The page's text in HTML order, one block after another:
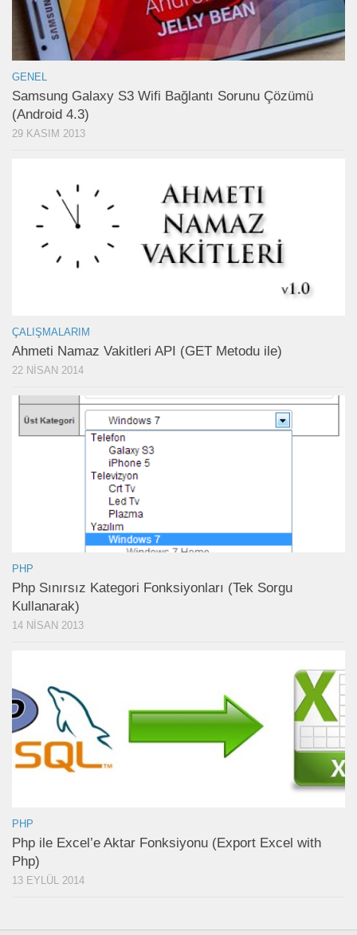
GENEL
Samsung Galaxy S3 Wifi Bağlantı Sorunu Çözümü
(Android 4.3)
29 KASIM 2013
ÇALIŞMALARIM
Ahmeti Namaz Vakitleri API (GET Metodu ile)
22 NISAN 2014
PHP
Php Sınırsız Kategori Fonksiyonları (Tek Sorgu
Kullanarak)
14 NISAN 2013
PHP
Php ile Excel’e Aktar Fonksiyonu (Export Excel with
Php)
13 EYLÜL 2014